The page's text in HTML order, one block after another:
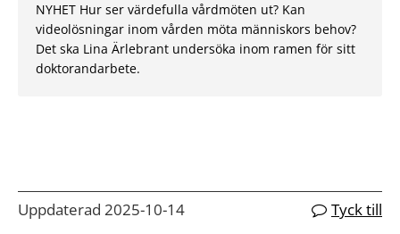
NYHET Hur ser värdefulla vårdmöten ut? Kan
videolösningar inom vården möta människors behov?
Det ska Lina Ärlebrant undersöka inom ramen för sitt
doktorandarbete.
Uppdaterad 2025-10-14 Tyck till